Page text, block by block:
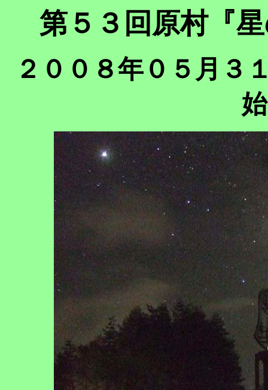
第５３回原村『
２００８年０５月